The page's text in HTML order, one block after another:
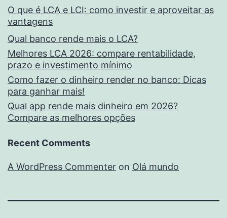
O que é LCA e LCI: como investir e aproveitar as
vantagens
Qual banco rende mais o LCA?
Melhores LCA 2026: compare rentabilidade,
prazo e investimento mínimo
Como fazer o dinheiro render no banco: Dicas
para ganhar mais!
Qual app rende mais dinheiro em 2026?
Compare as melhores opções
Recent Comments
A WordPress Commenter on Olá mundo